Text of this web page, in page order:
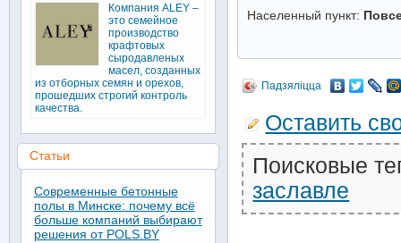
Населенный пункт:
Падзяліцца
Оставить
Поисковые
заславле
Компания ALEY –
это семейное
производство
крафтовых
сыродавленых
масел, созданных
из отборных семян и орехов,
прошедших строгий контроль
качества.
Статьи
Современные бетонные
полы в Минске: почему всё
больше компаний выбирают
решения от POLS.BY